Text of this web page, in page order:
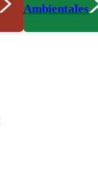
Ambientales